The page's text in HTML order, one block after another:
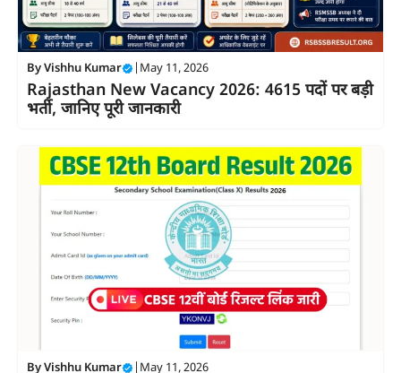
ByVishhu Kumar May 11, 2026
Rajasthan New Vacancy 2026: 4615 पदों पर बड़ी
भर्ती, जानिए पूरी जानकारी
ByVishhu Kumar May 11, 2026